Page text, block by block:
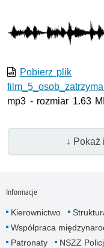
Pobierz plik
mp3 - rozmiar 1.63
↓ Pokaż
Informacje
Kierownictwo
Współpraca
Patronaty
NSZZ